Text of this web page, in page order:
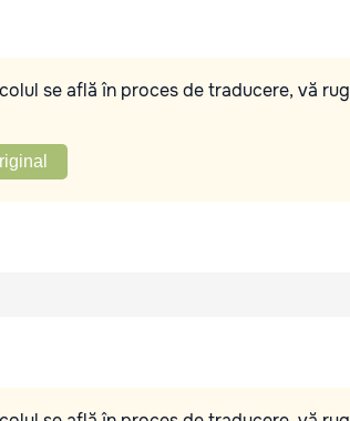
se află în proces de traducere, vă